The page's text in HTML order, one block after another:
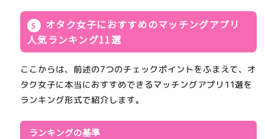
オタク女子におすすめのマッチングアプリ
人気ランキング11選
ここからは、前述の7つのチェックポイントをふまえて、 オ
タク女子に本当におすすめできるマッチングアプリ11選を
ランキング形式で紹介します。
ランキングの基準